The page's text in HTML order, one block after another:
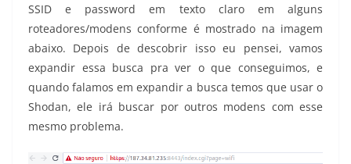
SSID e password em texto claro em alguns
roteadores/modens conforme é mostrado na imagem
abaixo. Depois de descobrir isso eu pensei, vamos
expandir essa busca pra ver o que conseguimos, e
quando falamos em expandir a busca temos que usar o
Shodan, ele irá buscar por outros modens com esse
mesmo problema.